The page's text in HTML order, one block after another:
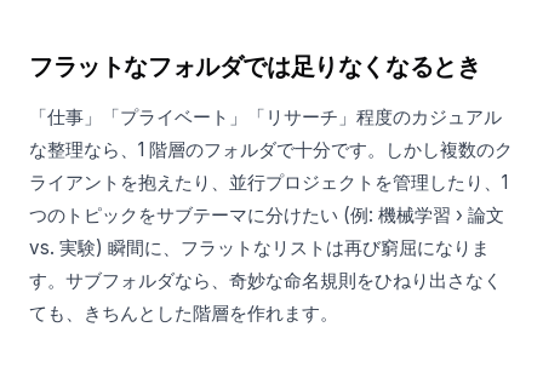
フラットなフォルダでは足りなくなるとき
「仕事」「プライベート」「リサーチ」程度のカジュアル
な整理なら、1 階層のフォルダで十分です。しかし複数のク
ライアントを抱えたり、並行プロジェクトを管理したり、1
つのトピックをサブテーマに分けたい (例: 機械学習 › 論文
vs. 実験) 瞬間に、フラットなリストは再び窮屈になりま
す。サブフォルダなら、奇妙な命名規則をひねり出さなく
ても、きちんとした階層を作れます。